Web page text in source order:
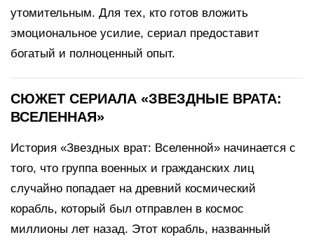
утомительным. Для тех, кто готов вложить
эмоциональное усилие, сериал предоставит
богатый и полноценный опыт.
СЮЖЕТ СЕРИАЛА «ЗВЕЗДНЫЕ ВРАТА:
ВСЕЛЕННАЯ»
История «Звездных врат: Вселенной» начинается с
того, что группа военных и гражданских лиц
случайно попадает на древний космический
корабль, который был отправлен в космос
миллионы лет назад. Этот корабль, названный